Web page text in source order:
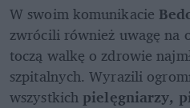
W swoim komunikacie
zwrócili również uwagę na
toczą walkę o zdrowie
szpitalnych. Wyrazili
wszystkich pielęgniarzy,